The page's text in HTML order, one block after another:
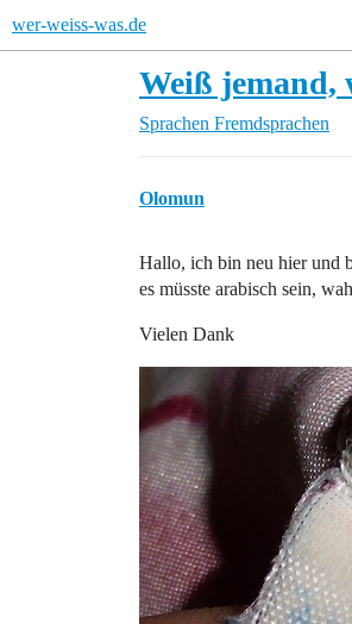
wer-weiss-was.de
Weiß jemand,
Sprachen Fremdsprachen
Olomun
Hallo, ich bin neu hier und
es müsste arabisch sein,
Vielen Dank